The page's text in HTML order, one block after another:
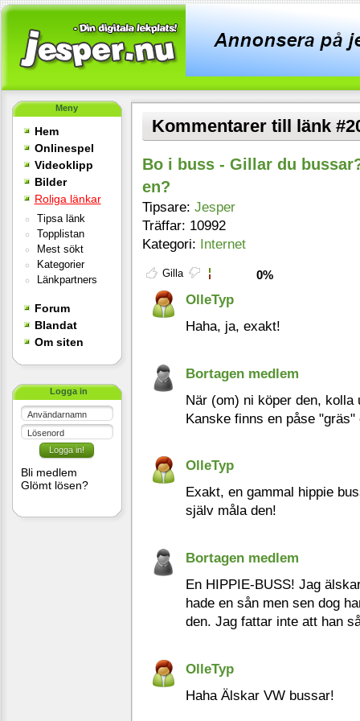
Meny
Hem
Onlinespel
Videoklipp
Bilder
Roliga länkar
Tipsa länk
Topplistan
Mest sökt
Kategorier
Länkpartners
Forum
Blandat
Om siten
Logga in
Användarnamn
Lösenord
Bli medlem
Glömt lösen?
Kommentarer till länk
Bo i buss - Gillar du
en?
Tipsare: Jesper
Träffar: 10992
Kategori: Internet
Gilla 0%
OlleTyp
Haha, ja, exakt!
Bortagen medlem
När (om) ni köper den, kolla
Kanske finns en påse
OlleTyp
Exakt, en gammal hippie
själv måla den!
Bortagen medlem
En HIPPIE-BUSS! Jag
hade en sån men sen dog
den. Jag fattar inte att han
OlleTyp
Haha Älskar VW bussar!